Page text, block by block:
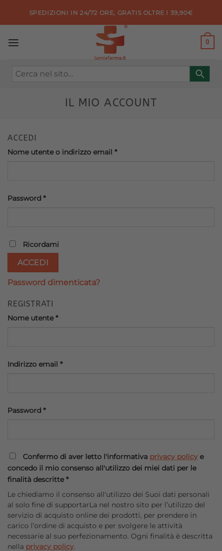
SPEDIZIONI IN 24/72 ORE, GRATIS OLTRE I 39,90€
0
IL MIO ACCOUNT
ACCEDI
Nome utente o indirizzo email *Richiesto
Password *Richiesto
Ricordami
ACCEDI
Password dimenticata?
REGISTRATI
Nome utente*Richiesto
Indirizzo email *Richiesto
Password *Richiesto
Confermo di aver letto l'informativa privacy policy e
concedo il mio consenso all'utilizzo dei miei dati per le
finalità descritte*
Le chiediamo il consenso all'utilizzo dei Suoi dati personali
al solo fine di supportarLa nel nostro sito per l’utilizzo del
servizio di acquisto online dei prodotti, per prendere in
carico l’ordine di acquisto e per svolgere le attività
necessarie al suo perfezionamento. Ogni finalità è descritta
nella privacy policy.